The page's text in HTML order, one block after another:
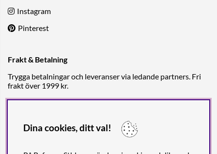
Instagram
Pinterest
Frakt & Betalning
Trygga betalningar och leveranser via ledande partners. Fri
frakt över 1999 kr.
Dina cookies, ditt val!